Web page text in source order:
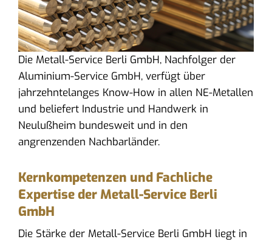
Die Metall-Service Berli GmbH, Nachfolger der
Aluminium-Service GmbH, verfügt über
jahrzehntelanges Know-How in allen NE-Metallen
und beliefert Industrie und Handwerk in
Neulußheim bundesweit und in den
angrenzenden Nachbarländer.
Kernkompetenzen und Fachliche
Expertise der Metall-Service Berli
GmbH
Die Stärke der Metall-Service Berli GmbH liegt in